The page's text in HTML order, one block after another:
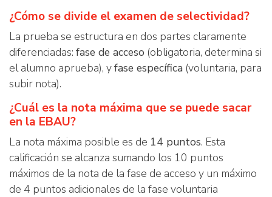
¿Cómo se divide el examen de selectividad?
La prueba se estructura en dos partes claramente
diferenciadas: fase de acceso (obligatoria, determina si
el alumno aprueba), yfase específica (voluntaria, para
subir nota).
¿Cuál es la nota máxima que se puede sacar
en la EBAU?
La nota máxima posible es de 14 puntos. Esta
calificación se alcanza sumando los 10 puntos
máximos de la nota de la fase de acceso y un máximo
de 4 puntos adicionales de la fase voluntaria